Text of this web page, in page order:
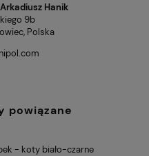
Hanik
9b
Polska
powiązane
- koty biało-czarne